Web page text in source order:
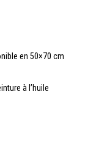
en 50×70 cm
à l’huile